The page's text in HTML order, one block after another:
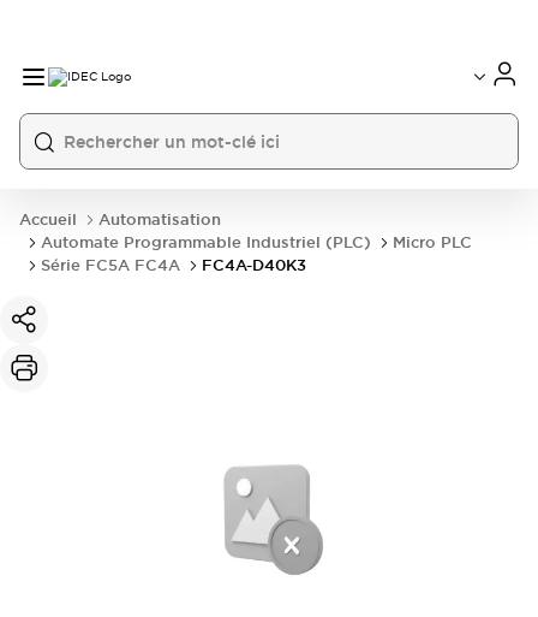
Accueil
Automatisation
Automate Programmable Industriel (PLC)
Micro PLC
Série FC5A FC4A
FC4A-D40K3